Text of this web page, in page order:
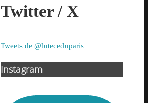
Twitter / X
Tweets de @luteceduparis
Instagram